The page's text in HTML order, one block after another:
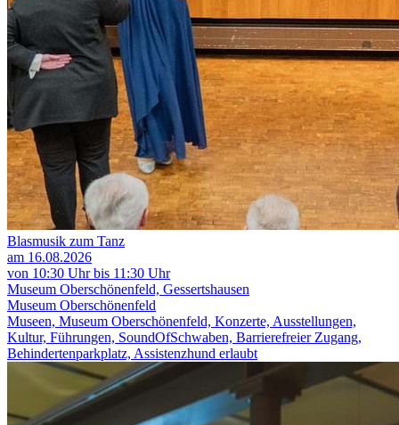
Blasmusik zum Tanz
am 16.08.2026
von 10:30 Uhr bis 11:30 Uhr
Museum Oberschönenfeld, Gessertshausen
Museum Oberschönenfeld
Museen, Museum Oberschönenfeld, Konzerte, Ausstellungen,
Kultur, Führungen, SoundOfSchwaben, Barrierefreier Zugang,
Behindertenparkplatz, Assistenzhund erlaubt